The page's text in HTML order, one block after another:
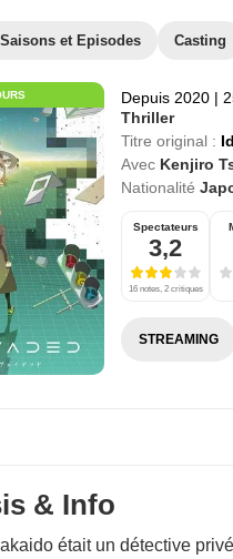
Saisons et Episodes Casting
Depuis 2020 |
Thriller
Titre original :
Avec Kenjiro
Nationalité
Spectateurs
3,2
16 notes, 2 critiques
STREAMING
& Info
était un détective